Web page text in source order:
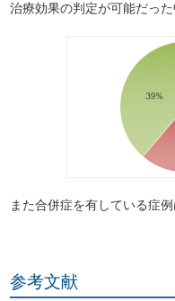
治療効果の判定が可能だっ
また合併症を有している症
参考文献